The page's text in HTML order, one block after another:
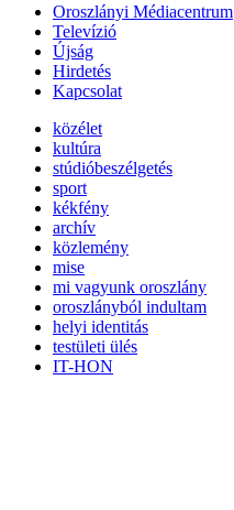
Oroszlányi Médiacentrum
Televízió
Újság
Hirdetés
Kapcsolat
közélet
kultúra
stúdióbeszélgetés
sport
kékfény
archív
közlemény
mise
mi vagyunk oroszlány
oroszlányból indultam
helyi identitás
testületi ülés
IT-HON